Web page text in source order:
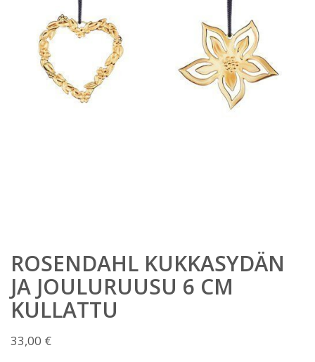
ROSENDAHL KUKKASYDÄN
JA JOULURUUSU 6 CM
KULLATTU
33,00 €